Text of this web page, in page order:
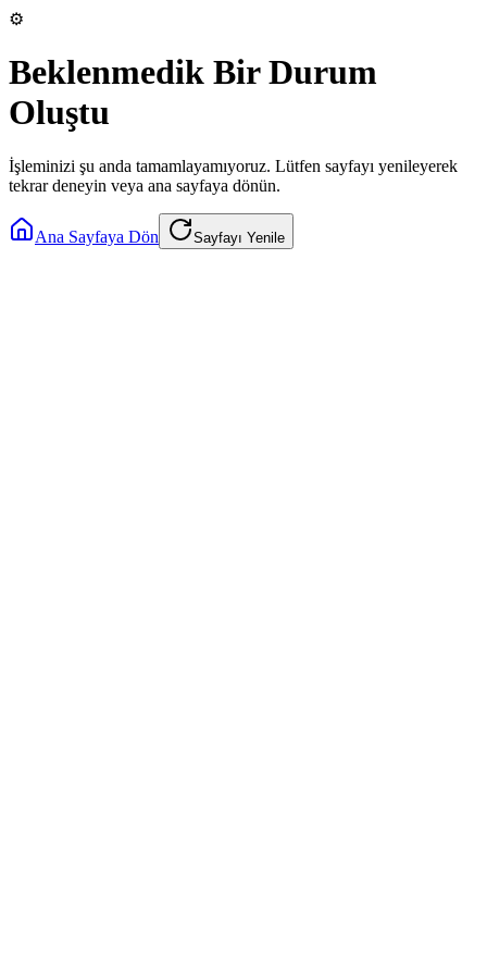
⚙️
Beklenmedik Bir Durum
Oluştu
İşleminizi şu anda tamamlayamıyoruz. Lütfen sayfayı yenileyerek
tekrar deneyin veya ana sayfaya dönün.
Ana Sayfaya Dön Sayfayı Yenile